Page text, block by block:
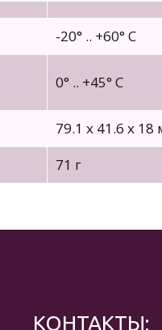
-20° .. +60° C
0° .. +45° С
79.1 x 41.6 x 18
71 г
КОНТАКТЫ: